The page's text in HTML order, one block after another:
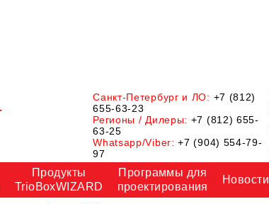
Санкт-Петербург и ЛО: +7 (812)
655-63-23
Регионы / Дилеры: +7 (812) 655-
63-25
Whatsapp/Viber:+7 (904) 554-79-
97
Продукты
TrioBoxWIZARD
Программы для
проектирования
Новости